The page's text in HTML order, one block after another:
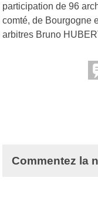
participation de 96
comté, de Bourgogne
arbitres Bruno
Commentez la